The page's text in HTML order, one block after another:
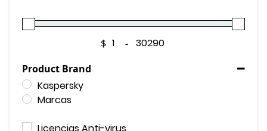
Mochilas
Productos de Seguridad
Productos Ergonómicos
Proyectores
$ Minimum Price
- Maximum Price
Product Brand
Kaspersky
Marcas
Licencias Anti-virus